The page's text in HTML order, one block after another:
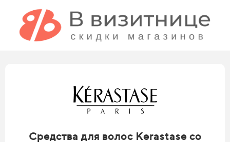
Средства для волос Kerastase со